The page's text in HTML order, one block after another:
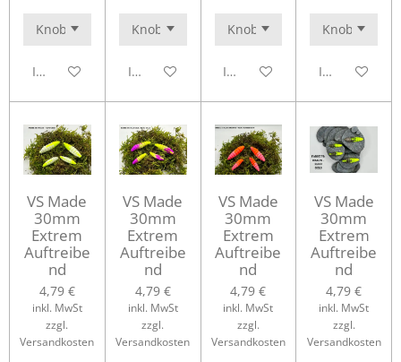
In den WarenkorbIn den WarenkorbIn den WarenkorbIn den
VS Made
30mm
Extrem
Auftreibe
nd
4,79 €
inkl. MwSt
zzgl.
Versandkosten
VS Made
30mm
Extrem
Auftreibe
nd
4,79 €
inkl. MwSt
zzgl.
Versandkosten
VS Made
30mm
Extrem
Auftreibe
nd
4,79 €
inkl. MwSt
zzgl.
Versandkosten
VS Made
30mm
Extrem
Auftreibe
nd
4,79 €
inkl. MwSt
zzgl.
Versandkosten